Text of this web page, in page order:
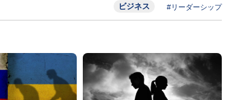
ビジネス #リーダーシップ